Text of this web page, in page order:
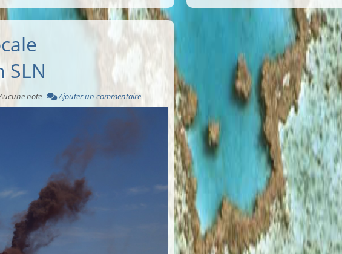
note Ajouter un commentaire